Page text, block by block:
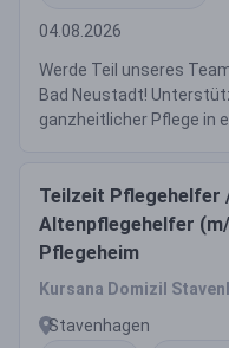
04.08.2026
Werde Teil unseres
Bad Neustadt!
ganzheitlicher Pflege in
Teilzeit Pflegehelfer
Altenpflegehelfer
Pflegeheim
Kursana Domizil
Stavenhagen